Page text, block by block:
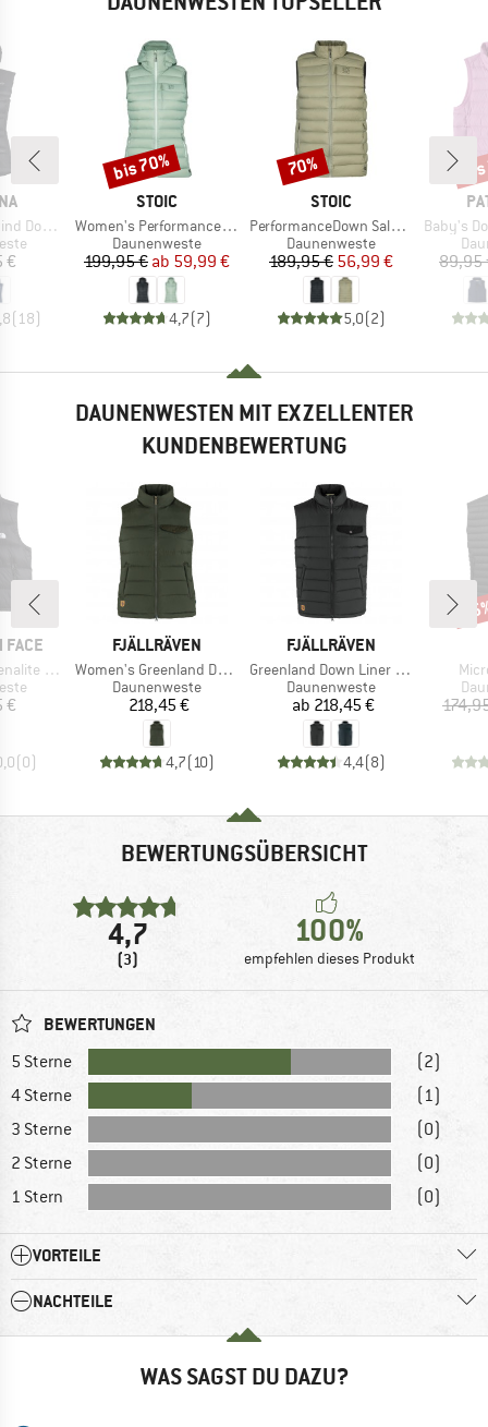
Vest
€
(18)
MARKE
STOIC
Artikel
Women's PerformanceDown SalmiSt. Vest with Hood
Produktgruppe
Daunenweste
Preis
199,95 € reduzierter Preis
ab 59,99 €
4,7(7)
Rabatt
bis 70%
MARKE
STOIC
Artikel
PerformanceDown SalmiSt. Vest
Produktgruppe
Daunenweste
Preis
189,95 €reduzierter Preis
56,99 €
5,0(2)
Rabatt
70%
Artikel
Baby's
89,95
DAUNENWESTEN MIT EXZELLENTER
KUNDENBEWERTUNG
FACE
Line Vest
€
(0)
MARKE
FJÄLLRÄVEN
Artikel
Women's Greenland Down Liner Vest
Produktgruppe
Daunenweste
Preis
218,45 €
4,7(10)
MARKE
FJÄLLRÄVEN
Artikel
Greenland Down Liner Vest
Produktgruppe
Daunenweste
Preis
ab 218,45 €
4,4(8)
BEWERTUNGSÜBERSICHT
4,7
(3)
100%
empfehlen dieses Produkt
BEWERTUNGEN
5 Sterne
(2)
4 Sterne
(1)
3 Sterne
(0)
2 Sterne
(0)
1 Stern
(0)
VORTEILE
NACHTEILE
WAS SAGST DU DAZU?